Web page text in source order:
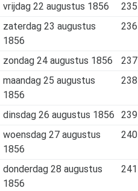
vrijdag 22 augustus 1856 235
zaterdag 23 augustus
1856
236
zondag 24 augustus 1856 237
maandag 25 augustus
1856
238
dinsdag 26 augustus 1856 239
woensdag 27 augustus
1856
240
donderdag 28 augustus
1856
241